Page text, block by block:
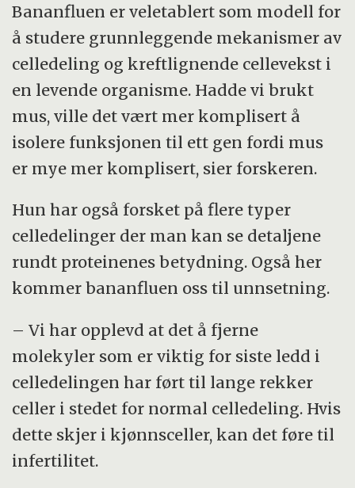
Bananfluen er veletablert som modell for
å studere grunnleggende mekanismer av
celledeling og kreftlignende cellevekst i
en levende organisme. Hadde vi brukt
mus, ville det vært mer komplisert å
isolere funksjonen til ett gen fordi mus
er mye mer komplisert, sier forskeren.
Hun har også forsket på flere typer
celledelinger der man kan se detaljene
rundt proteinenes betydning. Også her
kommer bananfluen oss til unnsetning.
– Vi har opplevd at det å fjerne
molekyler som er viktig for siste ledd i
celledelingen har ført til lange rekker
celler i stedet for normal celledeling. Hvis
dette skjer i kjønnsceller, kan det føre til
infertilitet.